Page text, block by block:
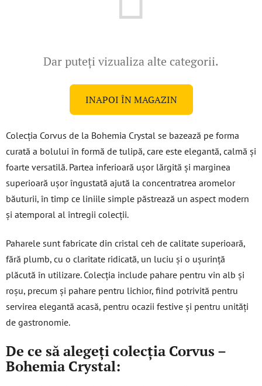
Dar puteţi vizualiza alte categorii.
INAPOI ÎN MAGAZIN
Colecția Corvus de la Bohemia Crystal se bazează pe forma
curată a bolului în formă de tulipă, care este elegantă, calmă și
foarte versatilă. Partea inferioară ușor lărgită și marginea
superioară ușor îngustată ajută la concentratrea aromelor
băuturii, în timp ce liniile simple păstrează un aspect modern
și atemporal al întregii colecții.
Paharele sunt fabricate din cristal ceh de calitate superioară,
fără plumb, cu o claritate ridicată, un luciu și o ușurință
plăcută în utilizare. Colecția include pahare pentru vin alb și
roșu, precum și pahare pentru lichior, fiind potrivită pentru
servirea elegantă acasă, pentru ocazii festive și pentru unități
de gastronomie.
De ce să alegeți colecția Corvus –
Bohemia Crystal: